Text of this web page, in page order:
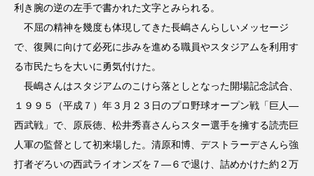
利き腕の逆の左手で書かれた文字とみられる。
不屈の精神を幾度も体現してきた長嶋さんらしいメッセージ
で、復興に向けて必死に歩みを進める職員やスタジアムを利用す
る市民たちを大いに勇気付けた。
長嶋さんはスタジアムのこけら落としとなった開場記念試合、
１９９５（平成７）年３月２３日のプロ野球オープン戦「巨人―
西武戦」で、原辰徳、松井秀喜さんらスター選手を擁する読売巨
人軍の監督として初来場した。清原和博、デストラーデさんら強
打者ぞろいの西武ライオンズを７―６で退け、詰めかけた約２万